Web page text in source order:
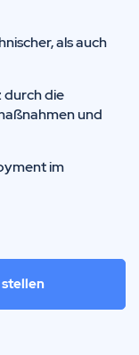
als auch
die
und
im